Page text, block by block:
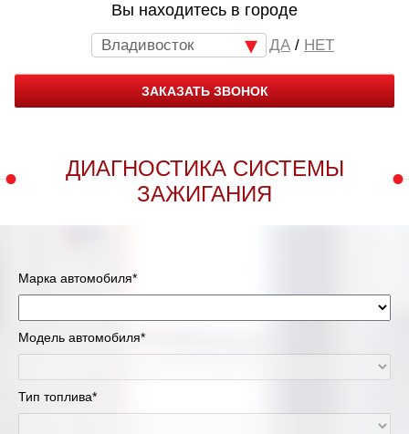
Вы находитесь в городе
Владивосток / НЕТ
ЗАКАЗАТЬ ЗВОНОК
ДИАГНОСТИКА СИСТЕМЫ
ЗАЖИГАНИЯ
Марка автомобиля*
Модель автомобиля*
Тип топлива*